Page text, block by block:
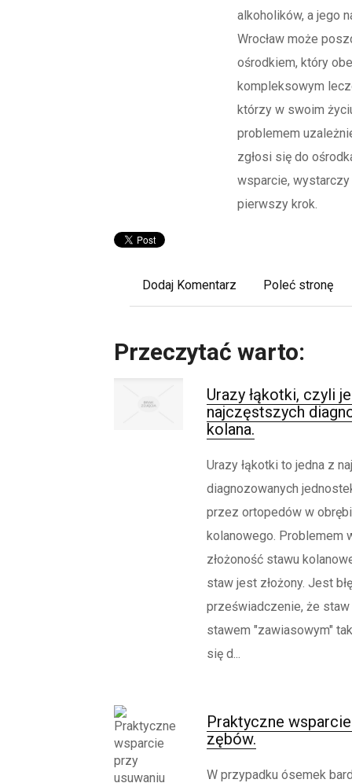
alkoholików, a jego
Wrocław może
ośrodkiem, który
kompleksowym
którzy w swoim
problemem
zgłosi się do
wsparcie,
pierwszy krok.
Dodaj Komentarz Poleć stronę
Przeczytać warto:
Urazy łąkotki, czyli
najczęstszych
kolana.
Urazy łąkotki to jedna z
diagnozowanych
przez ortopedów w
kolanowego. Problemem
złożoność stawu
staw jest złożony. Jest
przeświadczenie, że
stawem "zawiasowym"
się d...
Praktyczne
zębów.
W przypadku ósemek